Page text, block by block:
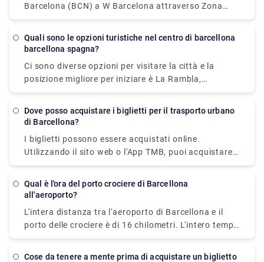
complessivo con questa tecnica è di circa 45 minuti
€ 2,20. (tariffa della metropolitana). Gli autobus
partono dall'aeroporto dalle 5:35 fino all'1:00.
Barcelona (BCN) a W Barcelona attraverso Zona
Universitària e Drassanes. In alternativa, puoi
(BCN) a W Barcelona via Pl. Catalunya - Fontanella,
Moll de Catalunya in circa 1h 9min. Operatori
ferroviari
Quali sono le opzioni turistiche nel centro di barcellona
barcellona spagna?
Ci sono diverse opzioni per visitare la città e la
posizione migliore per iniziare è La Rambla,
indipendentemente dal fatto che tu sia interessato
recano in questa strada per vedere le spettacolari
progettati in stile modernista. Altri gioielli da non
perdere includono varie strutture strane e
ispireranno, come la Basilica de la Sagrada Familia e
La Pedrera, che ospita anche un museo dedicato al
lavoro dell'architetto.
Dove posso acquistare i biglietti per il trasporto urbano
di Barcellona?
I biglietti possono essere acquistati online.
Utilizzando il sito web o l'App TMB, puoi acquistare
biglietti e abbonamenti in modo semplice e veloce.
codice di ritiro sul sito Web o sulla pagina
Successivamente devi recarti presso una macchina
distributrice della rete metropolitana e inserire il
ancora ritirato il tuo biglietto, puoi cercare questo
Qual è l'ora del porto crociere di Barcellona
all'aeroporto?
L'intera distanza tra l'aeroporto di Barcellona e il
porto delle crociere è di 16 chilometri. L'intero tempo
di percorrenza con un'auto è generalmente di circa
Cose da tenere a mente prima di acquistare un biglietto